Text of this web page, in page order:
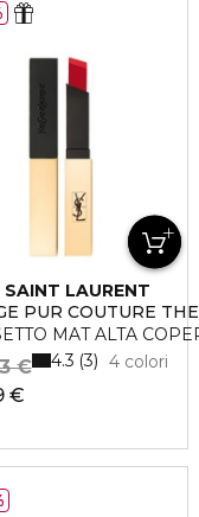
SAINT LAURENT
PUR COUTURE
MAT ALTA
€
€ 4 colori
4.3 3